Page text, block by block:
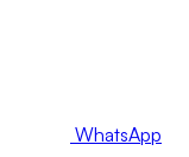
WhatsApp